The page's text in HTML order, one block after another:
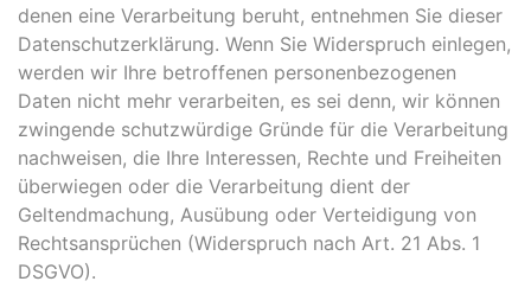
denen eine Verarbeitung beruht, entnehmen Sie dieser
Datenschutzerklärung. Wenn Sie Widerspruch einlegen,
werden wir Ihre betroffenen personenbezogenen
Daten nicht mehr verarbeiten, es sei denn, wir können
zwingende schutzwürdige Gründe für die Verarbeitung
nachweisen, die Ihre Interessen, Rechte und Freiheiten
überwiegen oder die Verarbeitung dient der
Geltendmachung, Ausübung oder Verteidigung von
Rechtsansprüchen (Widerspruch nach Art. 21 Abs. 1
DSGVO).